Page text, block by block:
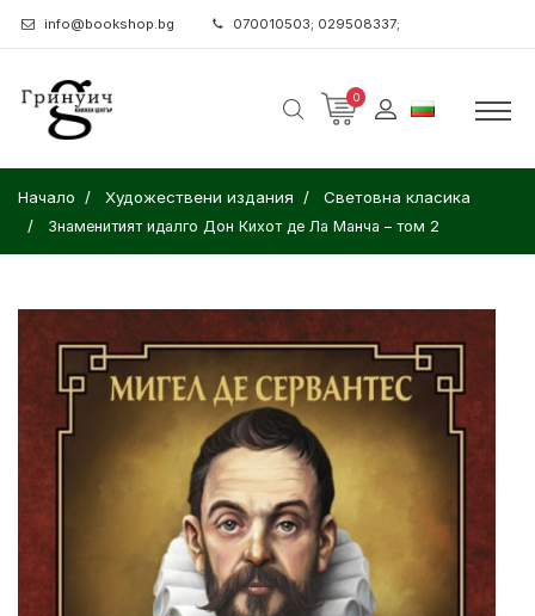
info@bookshop.bg 070010503; 029508337;
0
Начало Художествени издания Световна класика
Знаменитият идалго Дон Кихот де Ла Манча – том 2